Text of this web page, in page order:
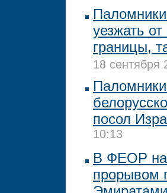
уезжать
границы,
18 сентября
посол
10:13
В ФЕОР
прорывом